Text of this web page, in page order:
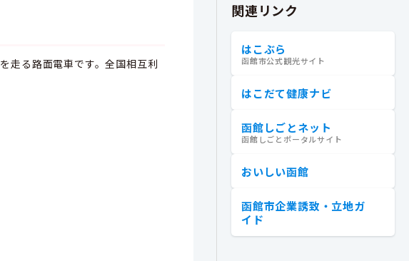
走る路面電車です。全国相互利
関連リンク
はこぶら
函館市公式観光サイト
はこだて健康ナビ
函館しごとネット
函館しごとポータルサイト
おいしい函館
函館市企業誘致・立地ガ
イド